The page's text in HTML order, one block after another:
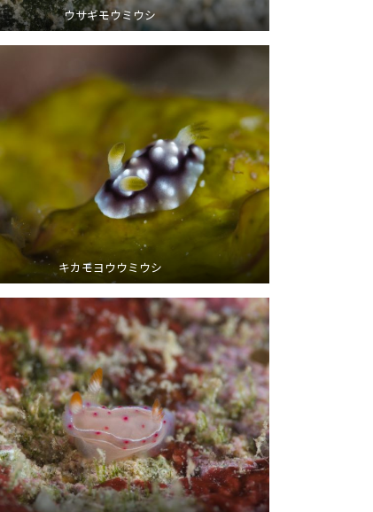
ウサギモウミウシ
キカモヨウウミウシ